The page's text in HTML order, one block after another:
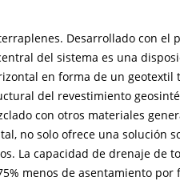
Desarrollado con el
del sistema es una
en forma de un
del revestimiento
con otros materiales
no solo ofrece una solución
La capacidad de drenaje de
menos de asentamiento